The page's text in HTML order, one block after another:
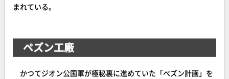
まれている。
ペズン工廠
かつてジオン公国軍が極秘裏に進めていた「ぺズン計画」を